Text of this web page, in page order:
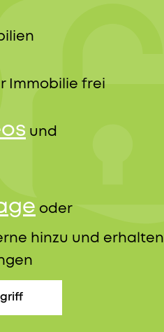
Immobilie frei
und
oder
hinzu und erhalten